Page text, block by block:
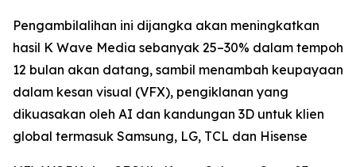
Pengambilalihan ini dijangka akan meningkatkan
hasil K Wave Media sebanyak 25–30% dalam tempoh
12 bulan akan datang, sambil menambah keupayaan
dalam kesan visual (VFX), pengiklanan yang
dikuasakan oleh AI dan kandungan 3D untuk klien
global termasuk Samsung, LG, TCL dan Hisense